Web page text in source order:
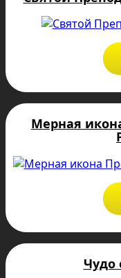
Мерная
Чудо